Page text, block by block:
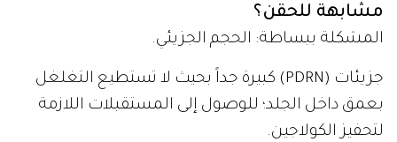
مشابهة للحقن؟
المشكلة ببساطة: الحجم الجزيئي.
جزيئات (PDRN) كبيرة جداً بحيث لا تستطيع التغلغل
بعمق داخل الجلد؛ للوصول إلى المستقبلات اللازمة
لتحفيز الكولاجين.